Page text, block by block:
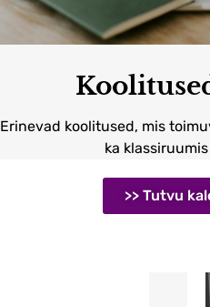
Erinevad koolitused, mis
ka
>> Tutvu